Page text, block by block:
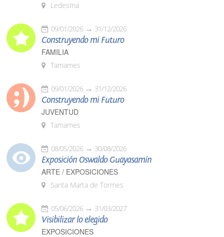
Ledesma
09/01/2026 31/12/2026
Construyendo mi Futuro
FAMILIA
Tamames
09/01/2026 31/12/2026
Construyendo mi Futuro
JUVENTUD
Tamames
08/05/2026 30/08/2026
Exposición Oswaldo Guayasamín
ARTE / EXPOSICIONES
Santa Marta de Tormes
05/06/2026 31/03/2027
Visibilizar lo elegido
EXPOSICIONES